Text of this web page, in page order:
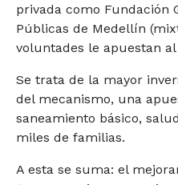
privada como Fundación
Públicas de Medellín
voluntades le apuestan
Se trata de la mayor
del mecanismo, una
saneamiento básico,
miles de familias.
A esta se suma: el